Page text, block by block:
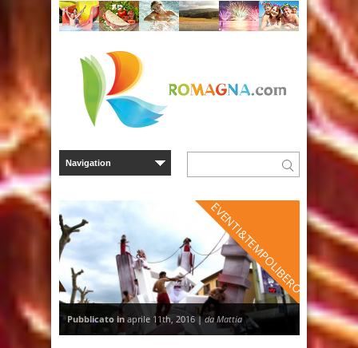
EVENTI&TEMPOLIBERO
Pubblicato in aprile 11th, 2016 |da Mattia